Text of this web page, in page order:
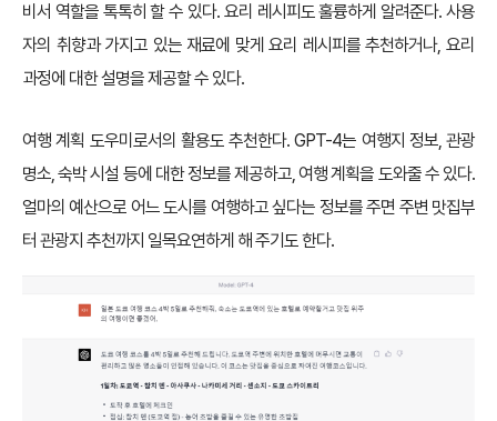
비서 역할을 톡톡히 할 수 있다. 요리 레시피도 훌륭하게 알려준다. 사용
자의 취향과 가지고 있는 재료에 맞게 요리 레시피를 추천하거나, 요리
과정에 대한 설명을 제공할 수 있다.
여행 계획 도우미로서의 활용도 추천한다. GPT-4는 여행지 정보, 관광
명소, 숙박 시설 등에 대한 정보를 제공하고, 여행 계획을 도와줄 수 있다.
얼마의 예산으로 어느 도시를 여행하고 싶다는 정보를 주면 주변 맛집부
터 관광지 추천까지 일목요연하게 해 주기도 한다.